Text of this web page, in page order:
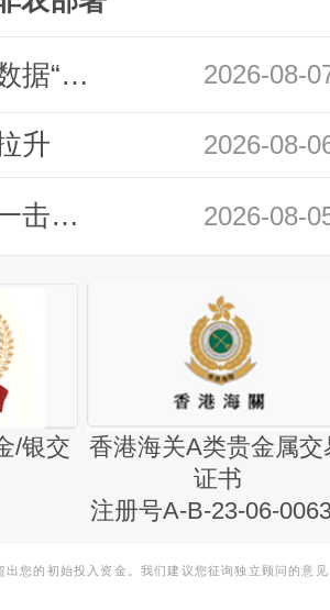
领峰金评：万事俱备 黄金只欠非农数据“东风” 2026-08-
升 2026-08-
领峰金评：静待小非农指引 黄金或一击破局 2026-08-
/银交
香港海关A类贵金属交
证书
注册号A-B-23-06-
您的初始投入资金。我们建议您征询独立顾问的意见